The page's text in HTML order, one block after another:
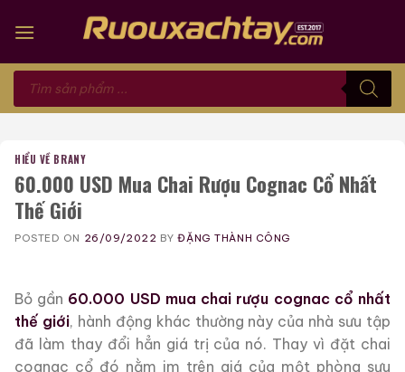
Tìm
kiếm
phẩm
HIỂU VỀ BRANY
60.000 USD Mua Chai Rượu Cognac Cổ Nhất
Thế Giới
POSTED ON 26/09/2022 BYĐẶNG THÀNH CÔNG
Bỏ gần 60.000 USD mua chai rượu cognac cổ nhất
thế giới, hành động khác thường này của nhà sưu tập
đã làm thay đổi hẳn giá trị của nó. Thay vì đặt chai
cognac cổ đó nằm im trên giá của một phòng sưu